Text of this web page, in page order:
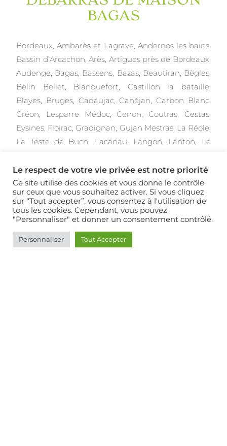
BAGAS
Bordeaux, Ambarès et Lagrave, Andernos les bains,
Bassin d’Arcachon, Arès, Artigues près de Bordeaux,
Audenge, Bagas, Bassens, Bazas, Beautiran, Bègles,
Belin Beliet,
Blanquefort,
Castillon la bataille,
Blayes, Bruges, Cadaujac, Canéjan, Carbon Blanc,
Créon,
Lesparre Médoc, Cenon, Coutras,
Cestas,
Eysines, Floirac, Gradignan, Gujan Mestras, La Réole,
La Teste de Buch,
Lacanau, Langon, Lanton,
Le
Teich, Cap Ferret, Libourne, Lormont, Monségur,
Marmande,
Parempuyre, Pessac,
St Aubin du
Médoc,
Saint Jean d’Illac, Saint Loubès,
Saint
Médard en Jalles, Sainte Eulalie, Salles,
de Guyenne,
Talence, Villenave d’Ornon
Le respect de votre vie privée est notre priorité
Ce site utilise des cookies et vous donne le contrôle
sur ceux que vous souhaitez activer. Si vous cliquez
sur “Tout accepter”, vous consentez à l'utilisation de
tous les cookies. Cependant, vous pouvez
"Personnaliser" et donner un consentement contrôlé.
Personnaliser Tout Accepter